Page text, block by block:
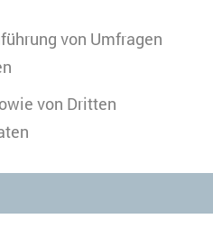
von Umfragen
von Dritten